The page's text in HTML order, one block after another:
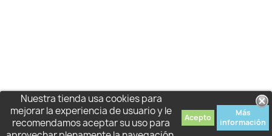
Nuestra tienda usa cookies para
mejorar la experiencia de usuario y le
recomendamos aceptar su uso para
Acepto
Más
información